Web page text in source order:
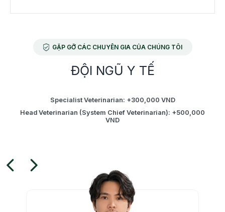
BOOK APPOINTMENT
24/7 Emergency Hotline: 0979063460
GẶP GỠ CÁC CHUYÊN GIA CỦA CHÚNG TÔI
ĐỘI NGŨ Y TẾ
Specialist Veterinarian: +300,000 VND
Head Veterinarian (System Chief Veterinarian): +500,000
VND